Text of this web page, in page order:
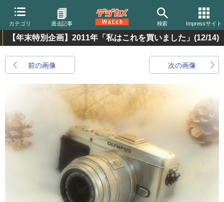
カテゴリ 過去記事 検索 Impressサイト
【年末特別企画】2011年「私はこれを買いました」 (12/14)
前の画像 次の画像